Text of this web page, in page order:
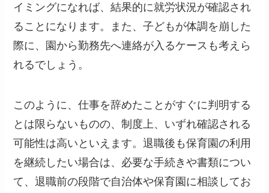
イミングになれば、結果的に就労状況が確認され
ることになります。また、子どもが体調を崩した
際に、園から勤務先へ連絡が入るケースも考えら
れるでしょう。
このように、仕事を辞めたことがすぐに判明する
とは限らないものの、制度上、いずれ確認される
可能性は高いといえます。退職後も保育園の利用
を継続したい場合は、必要な手続きや書類につい
て、退職前の段階で自治体や保育園に相談してお